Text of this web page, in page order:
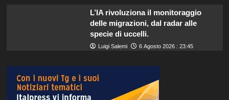
L’IA rivoluziona il monitoraggio
delle migrazioni, dal radar alle
specie di uccelli.
Luigi Salemi 6 Agosto 2026 : 23:45